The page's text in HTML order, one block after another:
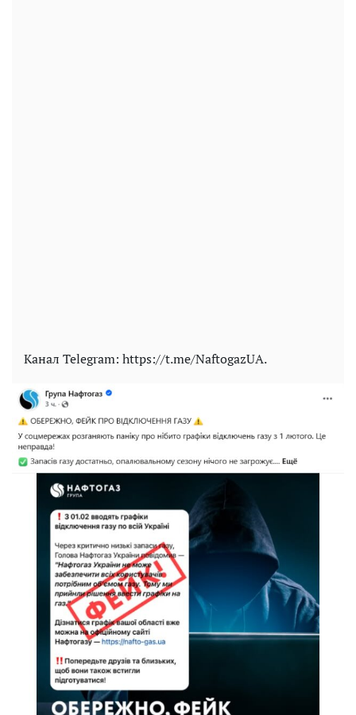
Канал Telegram: https://t.me/NaftogazUA.